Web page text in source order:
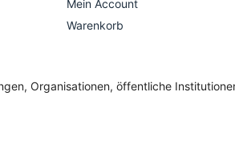
Mein Account
Warenkorb
Organisationen, öffentliche